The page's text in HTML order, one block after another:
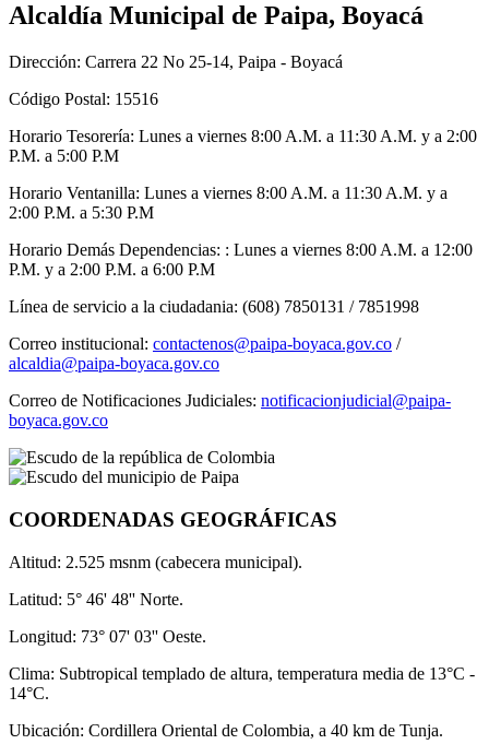
Alcaldía Municipal de Paipa, Boyacá
Dirección: Carrera 22 No 25-14, Paipa - Boyacá
Código Postal: 15516
Horario Tesorería: Lunes a viernes 8:00 A.M. a 11:30 A.M. y a 2:00
P.M. a 5:00 P.M
Horario Ventanilla: Lunes a viernes 8:00 A.M. a 11:30 A.M. y a
2:00 P.M. a 5:30 P.M
Horario Demás Dependencias: : Lunes a viernes 8:00 A.M. a 12:00
P.M. y a 2:00 P.M. a 6:00 P.M
Línea de servicio a la ciudadania: (608) 7850131 / 7851998
Correo institucional: contactenos@paipa-boyaca.gov.co /
alcaldia@paipa-boyaca.gov.co
Correo de Notificaciones Judiciales: notificacionjudicial@paipa-
boyaca.gov.co
COORDENADAS GEOGRÁFICAS
Altitud: 2.525 msnm (cabecera municipal).
Latitud: 5° 46' 48'' Norte.
Longitud: 73° 07' 03'' Oeste.
Clima: Subtropical templado de altura, temperatura media de 13°C -
14°C.
Ubicación: Cordillera Oriental de Colombia, a 40 km de Tunja.